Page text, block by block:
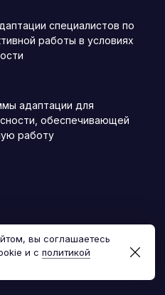
специалистов по
работы в условиях
адаптации для
обеспечивающей
работу
и технологий для
вы соглашаетесь
и с политикой